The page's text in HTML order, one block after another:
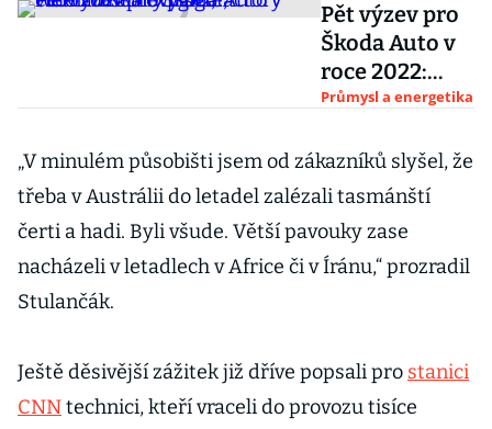
Pět výzev pro
Škoda Auto v
roce 2022:
nový šéf,
expanze,
elektromobily
Průmysl a energetika
„V minulém působišti jsem od zákazníků slyšel, že
třeba v Austrálii do letadel zalézali tasmánští
čerti a hadi. Byli všude. Větší pavouky zase
nacházeli v letadlech v Africe či v Íránu,“ prozradil
Stulančák.
Ještě děsivější zážitek již dříve popsali pro stanici
CNNtechnici, kteří vraceli do provozu tisíce